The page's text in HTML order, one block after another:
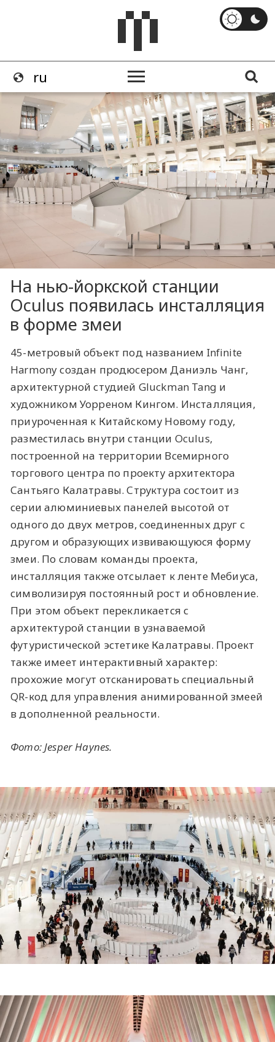
На нью-йоркской станции
Oculus появилась инсталляция
в форме змеи
45-метровый объект под названием Infinite
Harmony создан продюсером Даниэль Чанг,
архитектурной студией Gluckman Tang и
художником Уорреном Кингом. Инсталляция,
приуроченная к Китайскому Новому году,
разместилась внутри станции Oculus,
построенной на территории Всемирного
торгового центра по проекту архитектора
Сантьяго Калатравы. Структура состоит из
серии алюминиевых панелей высотой от
одного до двух метров, соединенных друг с
другом и образующих извивающуюся форму
змеи. По словам команды проекта,
инсталляция также отсылает к ленте Мебиуса,
символизируя постоянный рост и обновление.
При этом объект перекликается с
архитектурой станции в узнаваемой
футуристической эстетике Калатравы. Проект
также имеет интерактивный характер:
прохожие могут отсканировать специальный
QR-код для управления анимированной змеей
в дополненной реальности.
Фото:Jesper Haynes.